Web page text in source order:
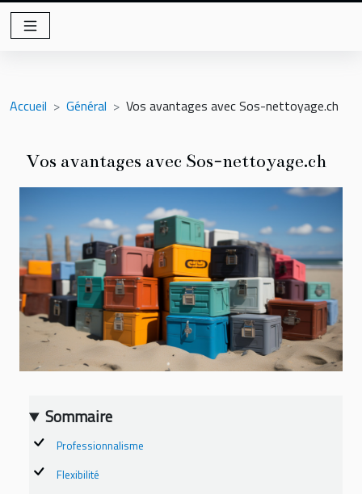
Accueil Général Vos avantages avec Sos-nettoyage.ch
Vos avantages avec Sos-nettoyage.ch
Sommaire
Professionnalisme
Flexibilité